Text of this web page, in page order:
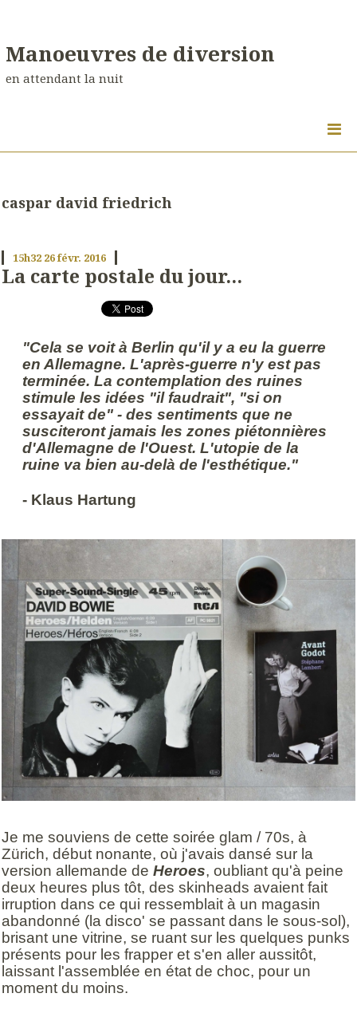
Manoeuvres de diversion
en attendant la nuit
caspar david friedrich
15h32 26févr. 2016
La carte postale du jour...
"Cela se voit à Berlin qu'il y a eu la guerre
en Allemagne. L'après-guerre n'y est pas
terminée. La contemplation des ruines
stimule les idées "il faudrait", "si on
essayait de" - des sentiments que ne
susciteront jamais les zones piétonnières
d'Allemagne de l'Ouest. L'utopie de la
ruine va bien au-delà de l'esthétique."
- Klaus Hartung
Je me souviens de cette soirée glam / 70s, à
Zürich, début nonante, où j'avais dansé sur la
version allemande de Heroes, oubliant qu'à peine
deux heures plus tôt, des skinheads avaient fait
irruption dans ce qui ressemblait à un magasin
abandonné (la disco' se passant dans le sous-sol),
brisant une vitrine, se ruant sur les quelques punks
présents pour les frapper et s'en aller aussitôt,
laissant l'assemblée en état de choc, pour un
moment du moins.